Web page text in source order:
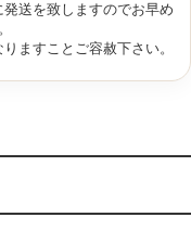
送を致しますのでお早め
ますことご容赦下さい。